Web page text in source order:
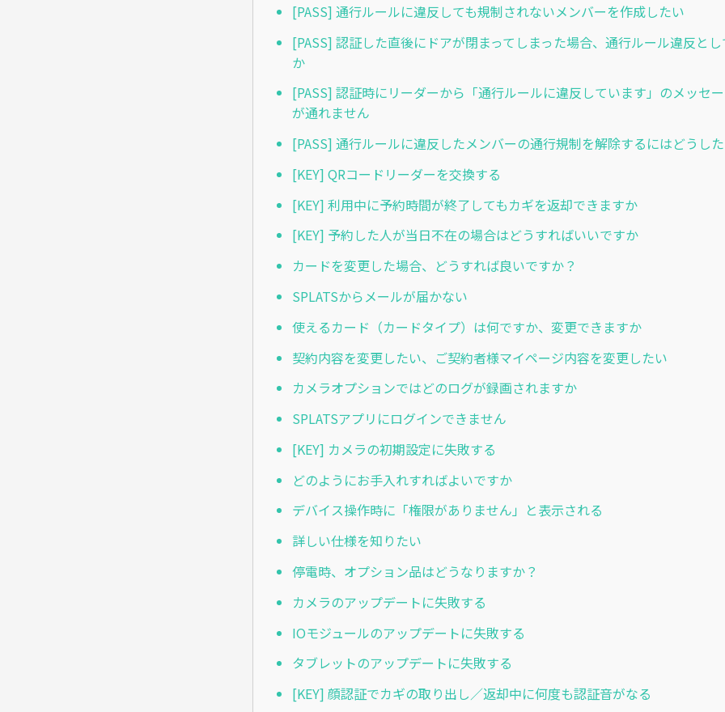
[PASS] 通行ルールに違反しても規制されないメンバーを作成したい
[PASS] 認証した直後にドアが閉まってしまった場合、通行ルール違反と
か
[PASS] 認証時にリーダーから「通行ルールに違反しています」のメッセ
が通れません
[PASS] 通行ルールに違反したメンバーの通行規制を解除するにはどうし
[KEY] QRコードリーダーを交換する
[KEY] 利用中に予約時間が終了してもカギを返却できますか
[KEY] 予約した人が当日不在の場合はどうすればいいですか
カードを変更した場合、どうすれば良いですか？
SPLATSからメールが届かない
使えるカード（カードタイプ）は何ですか、変更できますか
契約内容を変更したい、ご契約者様マイページ内容を変更したい
カメラオプションではどのログが録画されますか
SPLATSアプリにログインできません
[KEY] カメラの初期設定に失敗する
どのようにお手入れすればよいですか
デバイス操作時に「権限がありません」と表示される
詳しい仕様を知りたい
停電時、オプション品はどうなりますか？
カメラのアップデートに失敗する
IOモジュールのアップデートに失敗する
タブレットのアップデートに失敗する
[KEY] 顔認証でカギの取り出し／返却中に何度も認証音がなる